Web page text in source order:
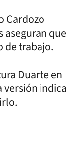
Cardozo
aseguran que
de trabajo.
Duarte en
versión indica